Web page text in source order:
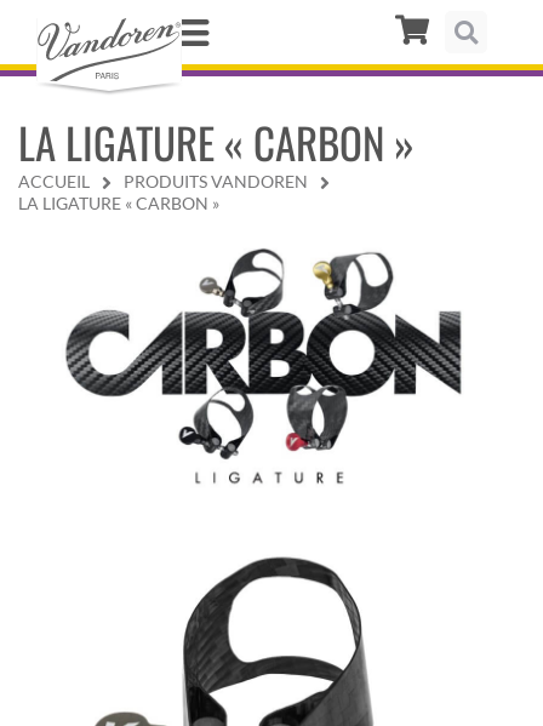
LA LIGATURE « CARBON »
ACCUEIL
PRODUITS VANDOREN
LA LIGATURE « CARBON »